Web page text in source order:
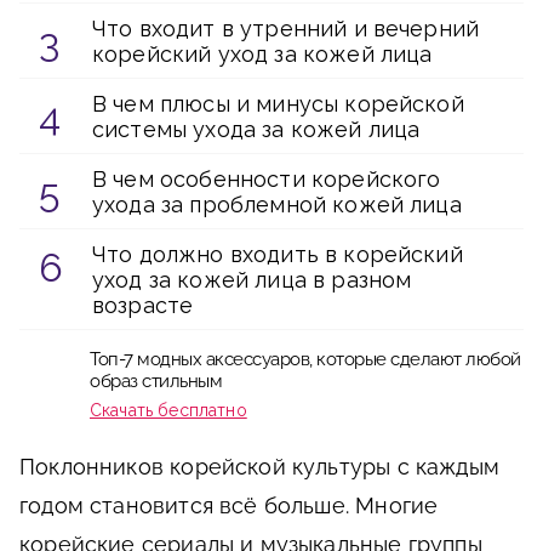
Что входит в утренний и вечерний
корейский уход за кожей лица
В чем плюсы и минусы корейской
системы ухода за кожей лица
В чем особенности корейского
ухода за проблемной кожей лица
Что должно входить в корейский
уход за кожей лица в разном
возрасте
Топ-7 модных аксессуаров, которые сделают любой
образ стильным
Скачать бесплатно
Поклонников корейской культуры с каждым
годом становится всё больше. Многие
корейские сериалы и музыкальные группы